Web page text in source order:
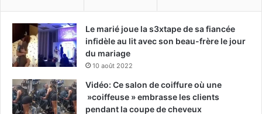
Le marié joue la s3xtape de sa fiancée
infidèle au lit avec son beau-frère le jour
du mariage
10 août 2022
Vidéo: Ce salon de coiffure où une
»coiffeuse » embrasse les clients
pendant la coupe de cheveux